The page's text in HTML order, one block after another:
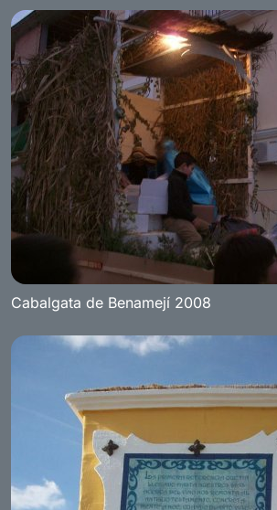
Cabalgata de Benamejí 2008